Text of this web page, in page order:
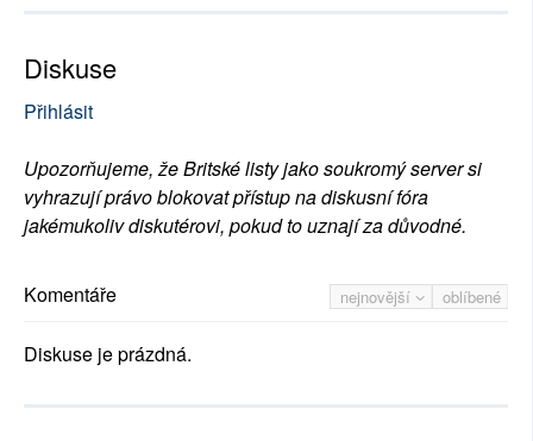
Diskuse
Přihlásit
Upozorňujeme, že Britské listy jako soukromý server si
vyhrazují právo blokovat přístup na diskusní fóra
jakémukoliv diskutérovi, pokud to uznají za důvodné.
nejnovější oblíbené
Komentáře
Diskuse je prázdná.